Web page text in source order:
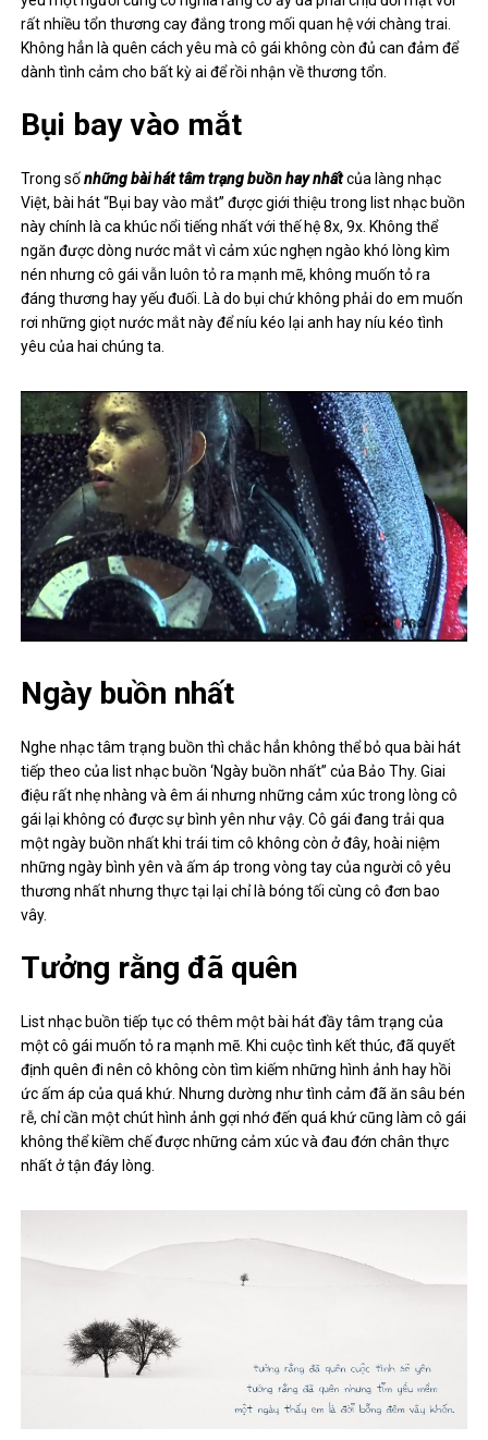
rất nhiều tổn thương cay đắng trong mối quan hệ với chàng trai.
Không hẳn là quên cách yêu mà cô gái không còn đủ can đảm để
dành tình cảm cho bất kỳ ai để rồi nhận về thương tổn.
Bụi bay vào mắt
Trong sốnhững bài hát tâm trạng buồn hay nhấtcủa làng nhạc
Việt, bài hát “Bụi bay vào mắt” được giới thiệu trong list nhạc buồn
này chính là ca khúc nổi tiếng nhất với thế hệ 8x, 9x. Không thể
ngăn được dòng nước mắt vì cảm xúc nghẹn ngào khó lòng kìm
nén nhưng cô gái vẫn luôn tỏ ra mạnh mẽ, không muốn tỏ ra
đáng thương hay yếu đuối. Là do bụi chứ không phải do em muốn
rơi những giọt nước mắt này để níu kéo lại anh hay níu kéo tình
yêu của hai chúng ta.
Ngày buồn nhất
Nghe nhạc tâm trạng buồn thì chắc hẳn không thể bỏ qua bài hát
tiếp theo của list nhạc buồn ‘Ngày buồn nhất” của Bảo Thy. Giai
điệu rất nhẹ nhàng và êm ái nhưng những cảm xúc trong lòng cô
gái lại không có được sự bình yên như vậy. Cô gái đang trải qua
một ngày buồn nhất khi trái tim cô không còn ở đây, hoài niệm
những ngày bình yên và ấm áp trong vòng tay của người cô yêu
thương nhất nhưng thực tại lại chỉ là bóng tối cùng cô đơn bao
vây.
Tưởng rằng đã quên
List nhạc buồn tiếp tục có thêm một bài hát đầy tâm trạng của
một cô gái muốn tỏ ra mạnh mẽ. Khi cuộc tình kết thúc, đã quyết
định quên đi nên cô không còn tìm kiếm những hình ảnh hay hồi
ức ấm áp của quá khứ. Nhưng dường như tình cảm đã ăn sâu bén
rễ, chỉ cần một chút hình ảnh gợi nhớ đến quá khứ cũng làm cô gái
không thể kiềm chế được những cảm xúc và đau đớn chân thực
nhất ở tận đáy lòng.